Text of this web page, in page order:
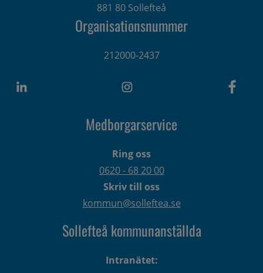
881 80 Sollefteå
Organisationsnummer
212000-2437
Medborgarservice
Ring oss
0620 - 68 20 00
Skriv till oss
kommun@solleftea.se
Sollefteå kommunanställda
Intranätet: